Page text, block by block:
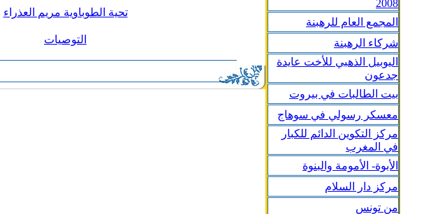
تحية الطوباوية مريم العذراء
التوصيات
2008
المجمع العام للرهبنة
شركاء الرهبنة
اليوبيل الذهبي للأخت عايدة
جدعون
بيت الطالبات في بيروت
معسكر رسولي في سوهاج
مركز التكوين الدائم للكبار
في المغرب
الأبوة- الأمومة والبنوة
مركز دار السلام
من تونس